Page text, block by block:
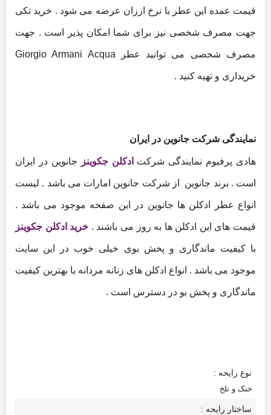
قیمت عمده این عطر با نرخ ارزان عرضه می شود . خرید تکی
جهت مصرف شخصی نیز برای شما امکان پذیر است . جهت
مصرف شخصی می توانید عطر Giorgio Armani Acqua
خریداری و تهیه کنید .
نمایندگی شرکت جانوین در ایران
هادی پرفیوم نمایندگی شرکت ادکلن جکوینز جانوین در ایران
است . برند جانوین از شرکت جانوین امارات می باشد . لیست
انواع عطر ادکلن ها جانوین در این صفحه موجود می باشد .
قیمت های این ادکلن ها به روز می باشند . خرید ادکلن جکوینز
با کیفیت ماندگاری و پخش بوی خیلی خوب در این سایت
موجود می باشد . انواع ادکلن های زنانه مردانه با بهترین کیفیت
ماندگاری و پخش بو در دسترس است .
نوع رایحه :
خنک و تلخ
ساختار رایحه :